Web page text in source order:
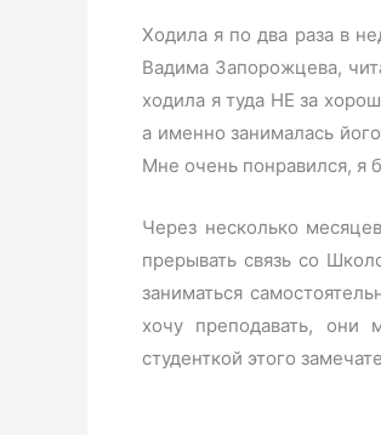
Ходила я по два раза в
Вадима Запорожцева,
ходила я туда НЕ за
а именно занималась
Мне очень понравился, я
Через несколько
прерывать связь со
заниматься
хочу преподавать, они
студенткой этого